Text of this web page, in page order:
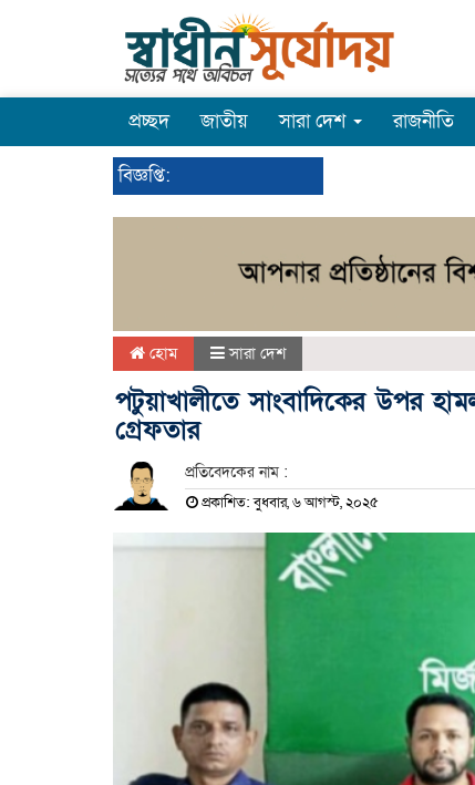
প্রচ্ছদ জাতীয় সারা দেশ রাজনীতি
বিজ্ঞপ্তি:
হোম সারা দেশ
পটুয়াখালীতে সাংবাদিকের উপর
গ্রেফতার
প্রতিবেদকের নাম :
প্রকাশিত: বুধবার, ৬ আগস্ট, ২০২৫